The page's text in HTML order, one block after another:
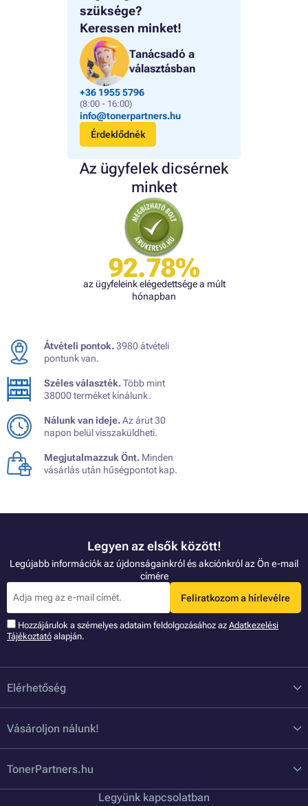
szüksége?
Keressen minket!
Tanácsadó a
választásban
+36 1955 5796
(8:00 - 16:00)
info@tonerpartners.hu
Érdeklődnék
Az ügyfelek dicsérnek
minket
92.78%
az ügyfeleink elégedettsége a múlt
hónapban
Átvételi pontok.3980 átvételi
pontunk van.
Széles választék.Több mint
38000 terméket kínálunk.
Nálunk van ideje.Az árut 30
napon belül visszaküldheti.
Megjutalmazzuk Önt. Minden
vásárlás után hűségpontot kap.
Legyen az elsők között!
Legújabb információk az újdonságainkról és akciónkról az Ön e-mail
címére
Feliratkozom a hírlevélre
Hozzájárulok a szémelyes adataim feldolgozásához az Adatkezelési
Tájékoztató alapján.
Elérhetőség
Vásároljon nálunk!
TonerPartners.hu
Legyünk kapcsolatban